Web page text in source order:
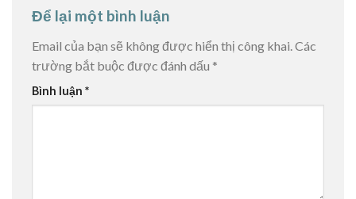
Để lại một bình luận
Email của bạn sẽ không được hiển thị công khai.Các
trường bắt buộc được đánh dấu *
Bình luận *